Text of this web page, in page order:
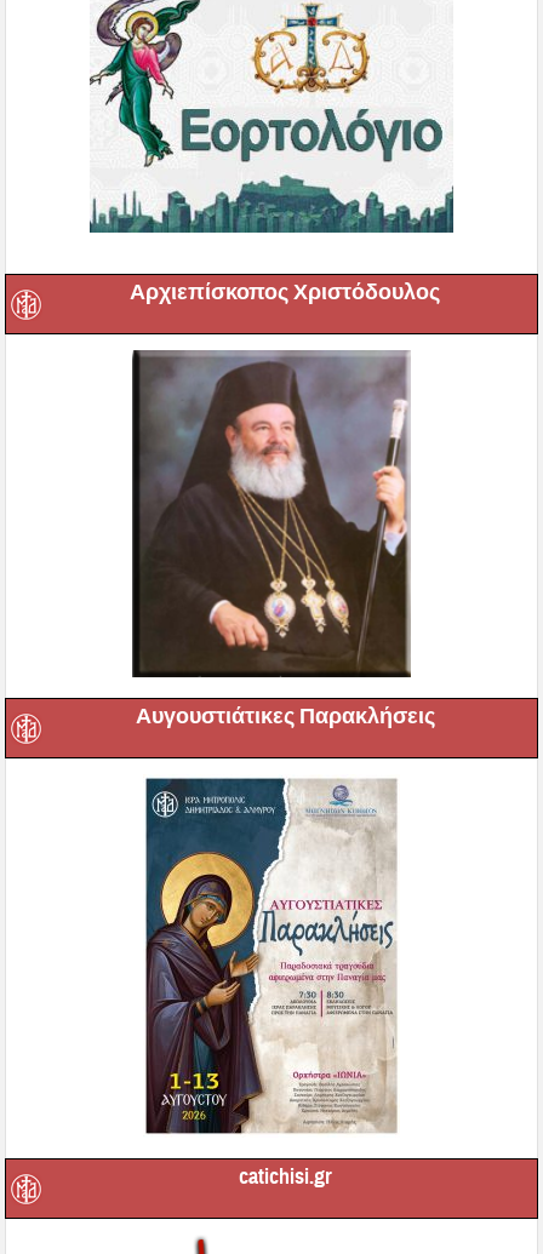
Αρχιεπίσκοπος Χριστόδουλος
Αυγουστιάτικες Παρακλήσεις
catichisi.gr